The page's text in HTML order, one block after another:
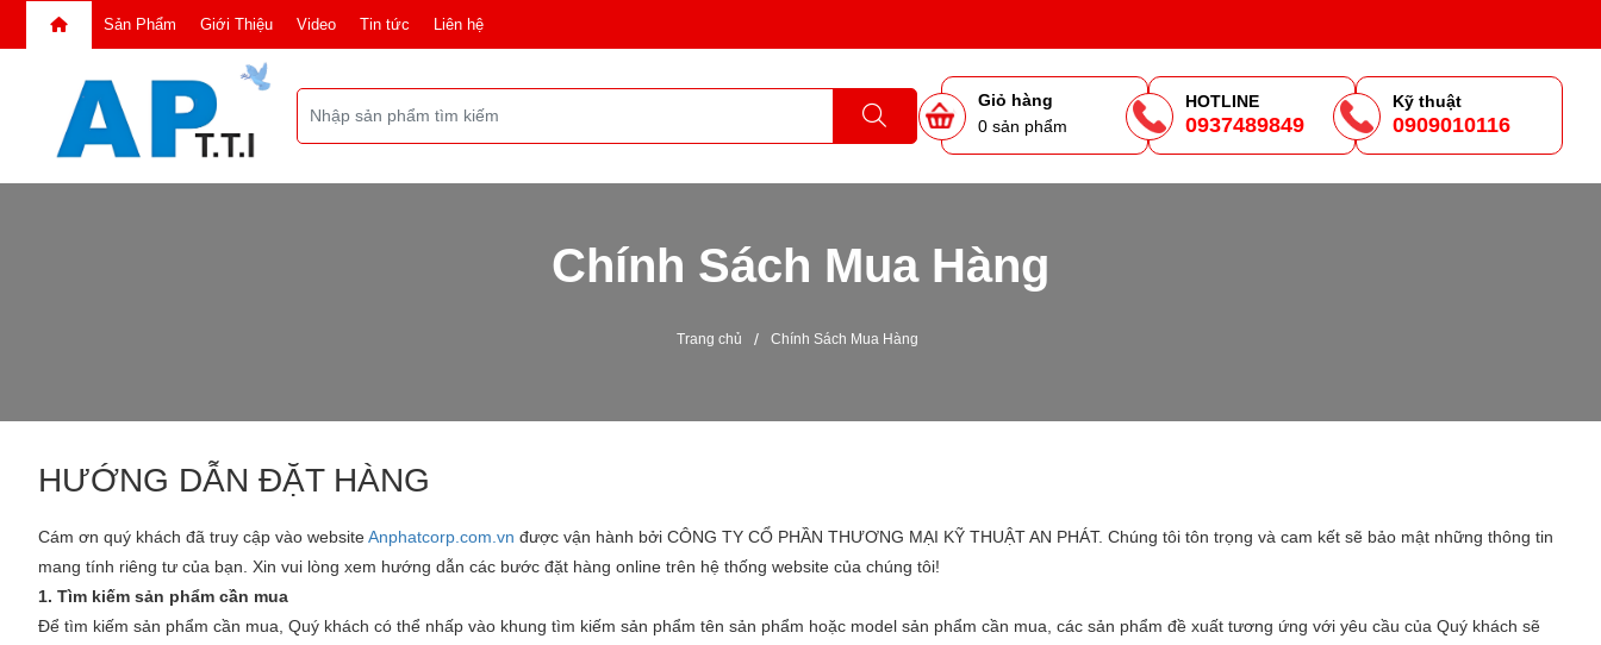
Sản Phẩm Giới Thiệu Video Tin tức Liên hệ
Giỏ hàng
0 sản phẩm
HOTLINE
0937489849
Kỹ thuật
0909010116
Chính Sách Mua Hàng
Trang chủ / Chính Sách Mua Hàng
HƯỚNG DẪN ĐẶT HÀNG
Cám ơn quý khách đã truy cập vào websiteAnphatcorp.com.vn được vận hành bởi CÔNG TY CỔ PHẦN THƯƠNG MẠI KỸ THUẬT AN PHÁT. Chúng tôi tôn trọng và cam kết sẽ bảo mật những thông tin
mang tính riêng tư của bạn. Xin vui lòng xem hướng dẫn các bước đặt hàng online trên hệ thống website của chúng tôi!
1. Tìm kiếm sản phẩm cần mua
Để tìm kiếm sản phẩm cần mua, Quý khách có thể nhấp vào khung tìm kiếm sản phẩm tên sản phẩm hoặc model sản phẩm cần mua, các sản phẩm đề xuất tương ứng với yêu cầu của Quý khách sẽ